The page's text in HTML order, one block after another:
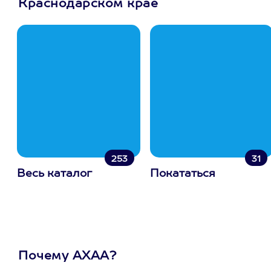
Краснодарском крае
253
Весь каталог
31
Покататься
Почему АХАА?